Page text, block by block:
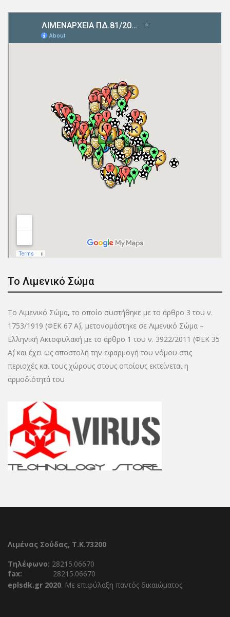
Το Λιμενικό Σώμα
Το Λιμενικό Σώμα, το οποίο συστήθηκε με το άρθρο 3 του ν.
1753/1919 (ΦΕΚ 67 Α΄), μετονομάστηκε σε Λιμενικό Σώμα –
Ελληνική Ακτοφυλακή με το άρθρο 1 του ν. 3922/2011 (ΦΕΚ 35
Α΄) και έχει ως αποστολή την εφαρμογή του νόμου στις
περιοχές και τους χώρους στους οποίους εκτείνεται η
αρμοδιότητά του
Λιμένας Σούδας, Τ.Κ.73200
Τηλέφωνο: 28215.06670
fax:
28215.06670
eplsdk.gr 2020. Με επιφύλαξη παντός δικαιώματος